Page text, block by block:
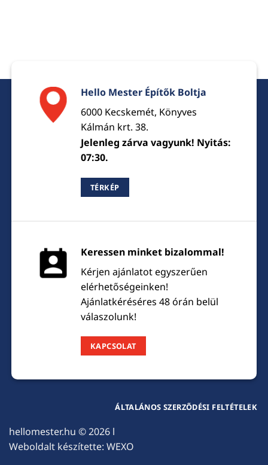
Hello Mester Építők Boltja
6000 Kecskemét, Könyves
Kálmán krt. 38.
Jelenleg zárva vagyunk! Nyitás:
07:30.
TÉRKÉP
Keressen minket bizalommal!
Kérjen ajánlatot egyszerűen
elérhetőségeinken!
Ajánlatkéréséres 48 órán belül
válaszolunk!
KAPCSOLAT
hellomester.hu © 2026 l
Weboldalt készítette: WEXO
ÁLTALÁNOS SZERZŐDÉSI FELTÉTELEK